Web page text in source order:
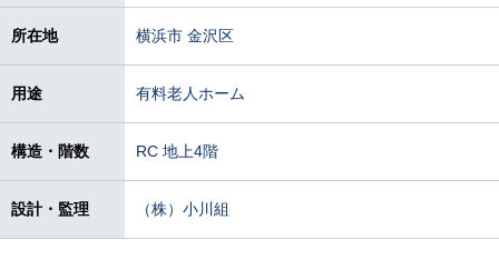
所在地 横浜市 金沢区
用途 有料老人ホーム
構造・階数 RC 地上4階
設計・監理 （株）小川組